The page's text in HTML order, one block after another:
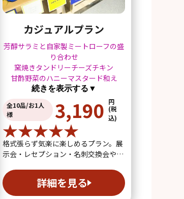
カジュアルプラン
芳醇サラミと自家製ミートローフの盛
り合わせ
窯焼きタンドリーチーズチキン
甘酢野菜のハニーマスタード和え
続きを表示する▼
全10品/お1人
様
3,190 円
(税
込)
格式張らず気楽に楽しめるプラン。展
示会・レセプション・名刺交換会やワ
詳細を見る